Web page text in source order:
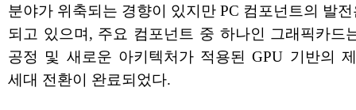
분야가 위축되는 경향이 있지만 PC 컴포넌트의 발
되고 있으며, 주요 컴포넌트 중 하나인 그래픽카드
공정 및 새로운 아키텍처가 적용된 GPU 기반의
세대 전환이 완료되었다.